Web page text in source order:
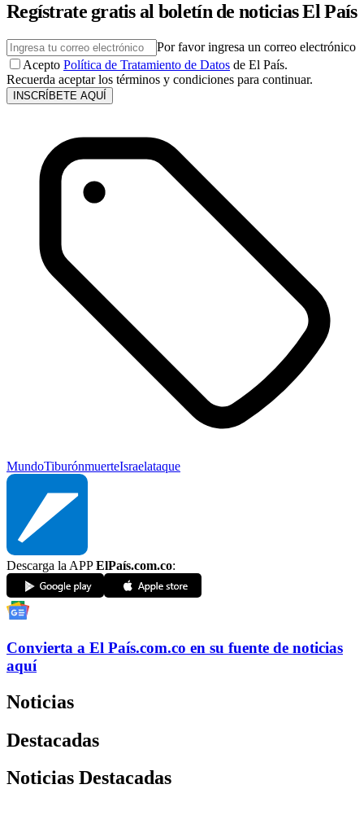
Regístrate gratis al boletín de noticias El País
Por favor ingresa un correo electrónico
Acepto Política de Tratamiento de Datos de El País.
Recuerda aceptar los términos y condiciones para continuar.
INSCRÍBETE AQUÍ
MundoTiburónmuerteIsraelataque
Descarga la APPElPaís.com.co:
Convierta a El País.com.co en su fuente de noticias
aquí
Noticias
Destacadas
Noticias Destacadas